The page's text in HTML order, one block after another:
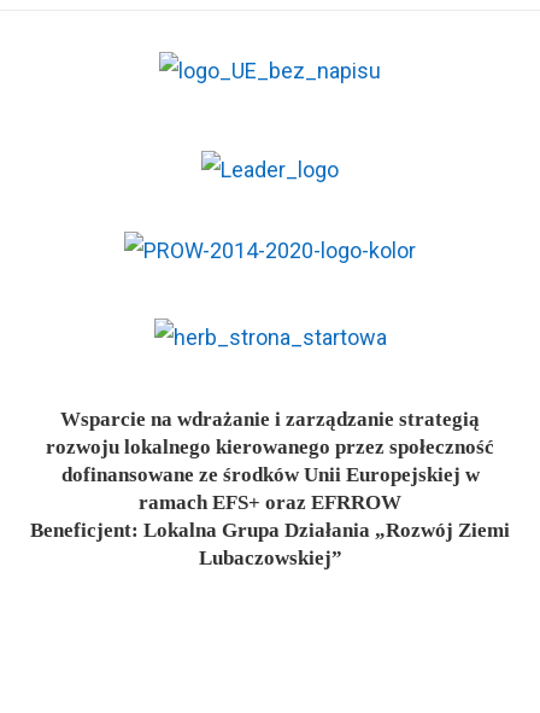
Wsparcie na wdrażanie i zarządzanie strategią
rozwoju lokalnego kierowanego przez społeczność
dofinansowane ze środków Unii Europejskiej w
ramach EFS+ oraz EFRROW
Beneficjent: Lokalna Grupa Działania „Rozwój Ziemi
Lubaczowskiej”